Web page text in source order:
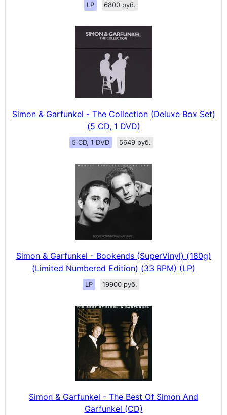
LP 6800 руб.
Simon & Garfunkel - The Collection (Deluxe Box Set)
(5 CD, 1 DVD)
5 CD, 1 DVD 5649 руб.
Simon & Garfunkel - Bookends (SuperVinyl) (180g)
(Limited Numbered Edition) (33 RPM) (LP)
LP 19900 руб.
Simon & Garfunkel - The Best Of Simon And
Garfunkel (CD)